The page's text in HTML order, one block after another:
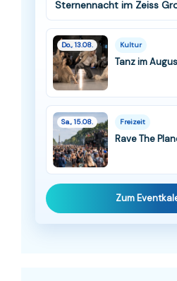
Sternennacht im Zeiss
Do., 13.08. Kultur
Tanz im
Sa., 15.08. Freizeit
Rave The
Zum